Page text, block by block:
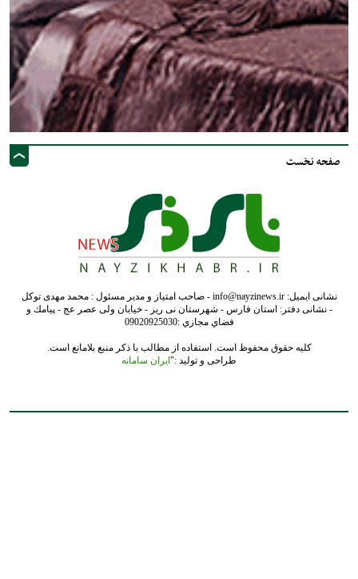
صفحه نخست
نشانی ایمیل: info@nayzinews.ir - صاحب امتیاز و مدیر مسئول : محمد مهدی توکل
- نشانی دفتر: استان فارس - شهرستان نی ریز - خیابان ولی عصر عج - پيامك و
فضاي مجازي :09020925030
کلیه حقوق محفوظ است. استفاده از مطالب با ذکر منبع بلامانع است.
طراحی و تولید :"ایران سامانه